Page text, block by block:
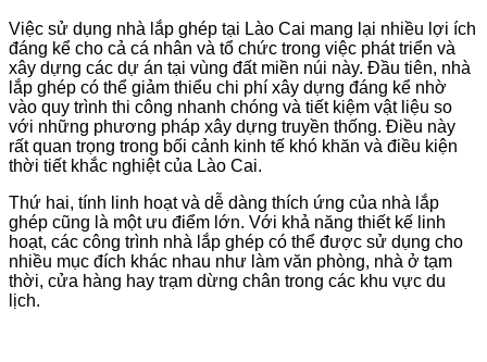
Việc sử dụng nhà lắp ghép tại Lào Cai mang lại nhiều lợi ích
đáng kể cho cả cá nhân và tổ chức trong việc phát triển và
xây dựng các dự án tại vùng đất miền núi này. Đầu tiên, nhà
lắp ghép có thể giảm thiểu chi phí xây dựng đáng kể nhờ
vào quy trình thi công nhanh chóng và tiết kiệm vật liệu so
với những phương pháp xây dựng truyền thống. Điều này
rất quan trọng trong bối cảnh kinh tế khó khăn và điều kiện
thời tiết khắc nghiệt của Lào Cai.
Thứ hai, tính linh hoạt và dễ dàng thích ứng của nhà lắp
ghép cũng là một ưu điểm lớn. Với khả năng thiết kế linh
hoạt, các công trình nhà lắp ghép có thể được sử dụng cho
nhiều mục đích khác nhau như làm văn phòng, nhà ở tạm
thời, cửa hàng hay trạm dừng chân trong các khu vực du
lịch.